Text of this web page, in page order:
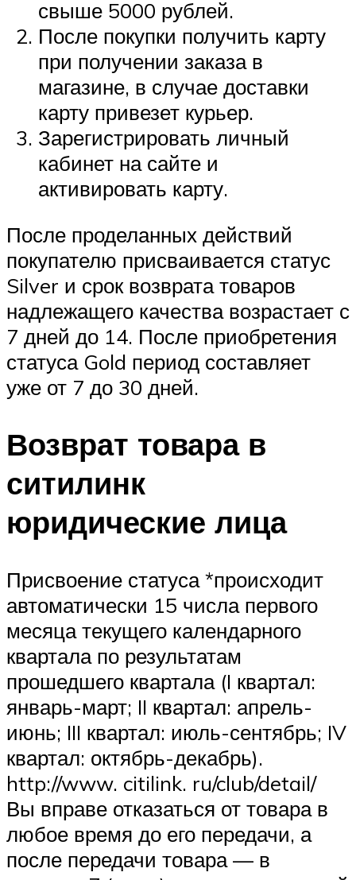
свыше 5000 рублей.
После покупки получить карту
при получении заказа в
магазине, в случае доставки
карту привезет курьер.
Зарегистрировать личный
кабинет на сайте и
активировать карту.
После проделанных действий
покупателю присваивается статус
Silver и срок возврата товаров
надлежащего качества возрастает с
7 дней до 14. После приобретения
статуса Gold период составляет
уже от 7 до 30 дней.
Возврат товара в
ситилинк
юридические лица
Присвоение статуса *происходит
автоматически 15 числа первого
месяца текущего календарного
квартала по результатам
прошедшего квартала (I квартал:
январь-март; II квартал: апрель-
июнь; III квартал: июль-сентябрь; IV
квартал: октябрь-декабрь).
http://www. citilink. ru/club/detail/
Вы вправе отказаться от товара в
любое время до его передачи, а
после передачи товара — в